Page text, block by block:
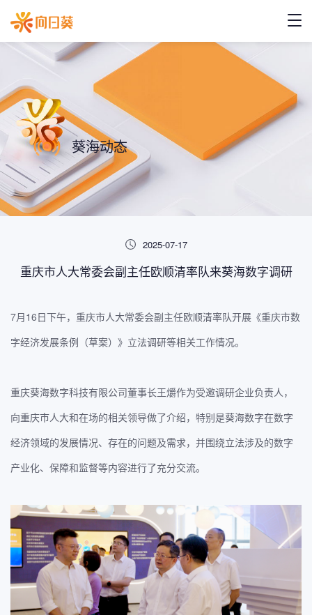
葵海动态
2025-07-17
重庆市人大常委会副主任欧顺清率队来葵海数字调研
7月16日下午，重庆市人大常委会副主任欧顺清率队开展《重庆市数
字经济发展条例（草案）》立法调研等相关工作情况。
重庆葵海数字科技有限公司董事长王爝作为受邀调研企业负责人，
向重庆市人大和在场的相关领导做了介绍，特别是葵海数字在数字
经济领域的发展情况、存在的问题及需求，并围绕立法涉及的数字
产业化、保障和监督等内容进行了充分交流。